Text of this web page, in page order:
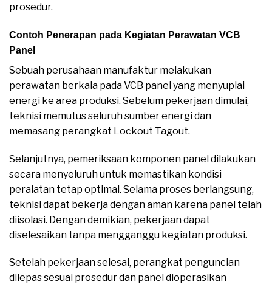
prosedur.
Contoh Penerapan pada Kegiatan Perawatan VCB
Panel
Sebuah perusahaan manufaktur melakukan
perawatan berkala pada VCB panel yang menyuplai
energi ke area produksi. Sebelum pekerjaan dimulai,
teknisi memutus seluruh sumber energi dan
memasang perangkat Lockout Tagout.
Selanjutnya, pemeriksaan komponen panel dilakukan
secara menyeluruh untuk memastikan kondisi
peralatan tetap optimal. Selama proses berlangsung,
teknisi dapat bekerja dengan aman karena panel telah
diisolasi. Dengan demikian, pekerjaan dapat
diselesaikan tanpa mengganggu kegiatan produksi.
Setelah pekerjaan selesai, perangkat penguncian
dilepas sesuai prosedur dan panel dioperasikan